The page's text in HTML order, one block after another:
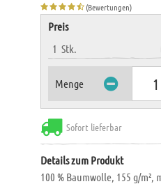
(Bewertungen)
Preis
1 Stk.
Menge
Sofort lieferbar
Details zum Produkt
100 % Baumwolle, 155 g/